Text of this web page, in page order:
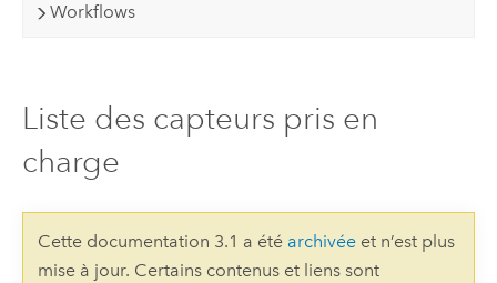
Workflows
Liste des capteurs pris en
charge
Cette documentation 3.1 a été archivéeet n’est plus
mise à jour. Certains contenus et liens sont